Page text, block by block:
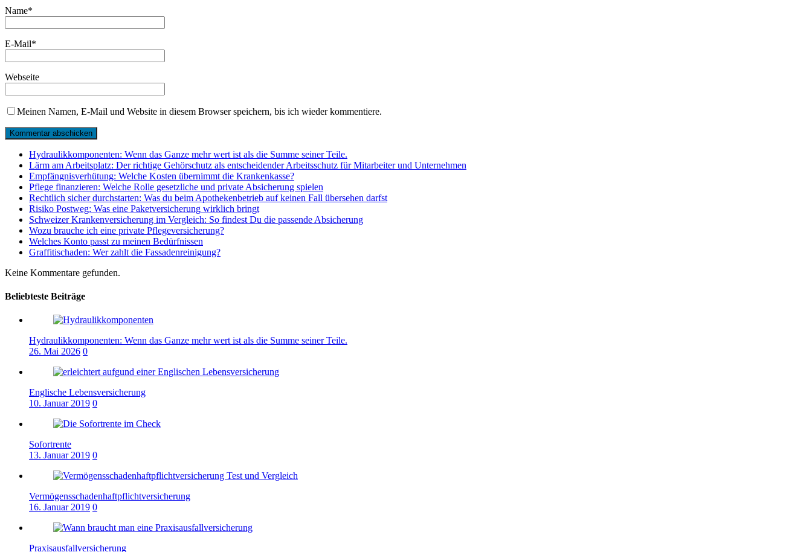
Name*
E-Mail*
Webseite
Meinen Namen, E-Mail und Website in diesem Browser speichern, bis ich wieder kommentiere.
Hydraulikkomponenten: Wenn das Ganze mehr wert ist als die Summe seiner Teile.
Lärm am Arbeitsplatz: Der richtige Gehörschutz als entscheidender Arbeitsschutz für Mitarbeiter und Unternehmen
Empfängnisverhütung: Welche Kosten übernimmt die Krankenkasse?
Pflege finanzieren: Welche Rolle gesetzliche und private Absicherung spielen
Rechtlich sicher durchstarten: Was du beim Apothekenbetrieb auf keinen Fall übersehen darfst
Risiko Postweg: Was eine Paketversicherung wirklich bringt
Schweizer Krankenversicherung im Vergleich: So findest Du die passende Absicherung
Wozu brauche ich eine private Pflegeversicherung?
Welches Konto passt zu meinen Bedürfnissen
Graffitischaden: Wer zahlt die Fassadenreinigung?
Keine Kommentare gefunden.
Beliebteste Beiträge
Hydraulikkomponenten: Wenn das Ganze mehr wert ist als die Summe seiner Teile.
26. Mai 2026 0
Englische Lebensversicherung
10. Januar 2019 0
Sofortrente
13. Januar 2019 0
Vermögensschadenhaftpflichtversicherung
16. Januar 2019 0
Praxisausfallversicherung